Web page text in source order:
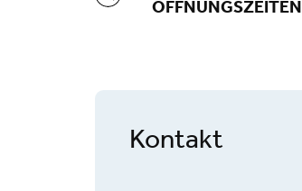
ÖFFNUNGSZEITEN
Kontakt